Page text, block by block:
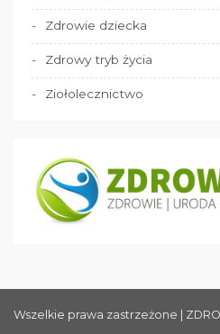
Zdrowie dziecka
Zdrowy tryb życia
Ziołolecznictwo
Wszelkie prawa zastrzeżone |